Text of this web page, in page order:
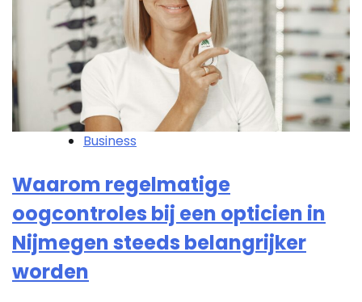
Business
Waarom regelmatige
oogcontroles bij een opticien in
Nijmegen steeds belangrijker
worden